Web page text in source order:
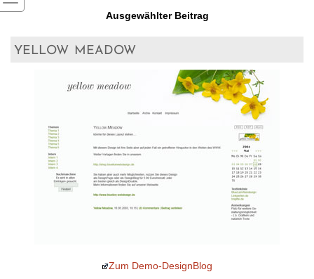
Ausgewählter Beitrag
yellow meadow
Zum Demo-DesignBlog